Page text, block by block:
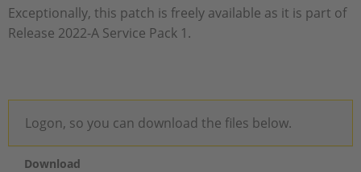
Exceptionally, this patch is freely available as it is part of
Release 2022-A Service Pack 1.
Logon, so you can download the files below.
Download